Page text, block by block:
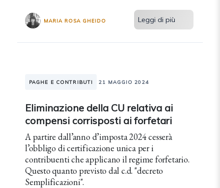
MARIA ROSA GHEIDO Leggi di più
PAGHE E CONTRIBUTI 21 MAGGIO 2024
Eliminazione della CU relativa ai
compensi corrisposti ai forfetari
A partire dall’anno d’imposta 2024 cesserà
l’obbligo di certificazione unica per i
contribuenti che applicano il regime forfetario.
Questo quanto previsto dal c.d. "decreto
Semplificazioni".